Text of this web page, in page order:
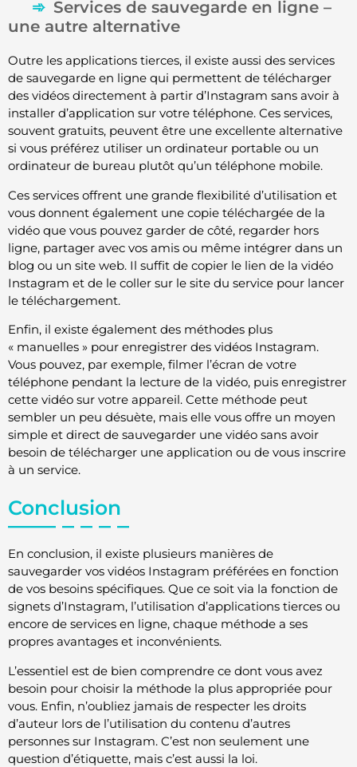
Services de sauvegarde en ligne –
une autre alternative
Outre les applications tierces, il existe aussi des services
de sauvegarde en ligne qui permettent de télécharger
des vidéos directement à partir d’Instagram sans avoir à
installer d’application sur votre téléphone. Ces services,
souvent gratuits, peuvent être une excellente alternative
si vous préférez utiliser un ordinateur portable ou un
ordinateur de bureau plutôt qu’un téléphone mobile.
Ces services offrent une grande flexibilité d’utilisation et
vous donnent également une copie téléchargée de la
vidéo que vous pouvez garder de côté, regarder hors
ligne, partager avec vos amis ou même intégrer dans un
blog ou un site web. Il suffit de copier le lien de la vidéo
Instagram et de le coller sur le site du service pour lancer
le téléchargement.
Enfin, il existe également des méthodes plus
« manuelles » pour enregistrer des vidéos Instagram.
Vous pouvez, par exemple, filmer l’écran de votre
téléphone pendant la lecture de la vidéo, puis enregistrer
cette vidéo sur votre appareil. Cette méthode peut
sembler un peu désuète, mais elle vous offre un moyen
simple et direct de sauvegarder une vidéo sans avoir
besoin de télécharger une application ou de vous inscrire
à un service.
Conclusion
En conclusion, il existe plusieurs manières de
sauvegarder vos vidéos Instagram préférées en fonction
de vos besoins spécifiques. Que ce soit via la fonction de
signets d’Instagram, l’utilisation d’applications tierces ou
encore de services en ligne, chaque méthode a ses
propres avantages et inconvénients.
L’essentiel est de bien comprendre ce dont vous avez
besoin pour choisir la méthode la plus appropriée pour
vous. Enfin, n’oubliez jamais de respecter les droits
d’auteur lors de l’utilisation du contenu d’autres
personnes sur Instagram. C’est non seulement une
question d’étiquette, mais c’est aussi la loi.